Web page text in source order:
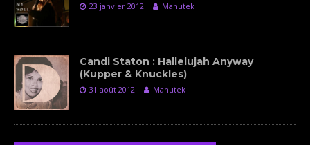
23 janvier 2012 Manutek
Candi Staton : Hallelujah Anyway
(Kupper & Knuckles)
31 août 2012 Manutek